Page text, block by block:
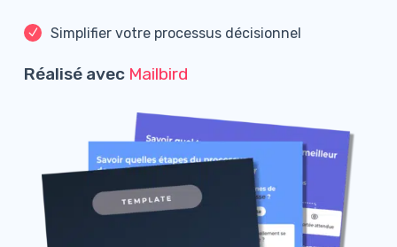
Simplifier votre processus décisionnel
Réalisé avec Mailbird